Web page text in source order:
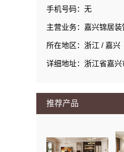
手机号码：无
主营业务：嘉兴锦居装
所在地区：浙江 / 嘉兴
推荐产品